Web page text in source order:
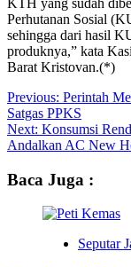
Perhutanan Sosial
sehingga dari hasil
produknya,” kata
Barat Kristovan.(*)
Post
navigation
Previous: Perintah
Satgas PPKS
Next: Konsumsi
Andalkan AC New
Baca Juga :
Seputar